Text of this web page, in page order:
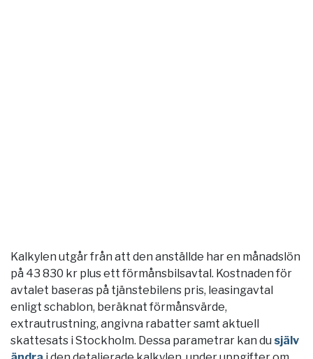
Kalkylen utgår från att den anställde har en månadslön
på 43 830 kr plus ett förmånsbilsavtal. Kostnaden för
avtalet baseras på tjänstebilens pris, leasingavtal
enligt schablon, beräknat förmånsvärde,
extrautrustning, angivna rabatter samt aktuell
skattesats i Stockholm. Dessa parametrar kan du själv